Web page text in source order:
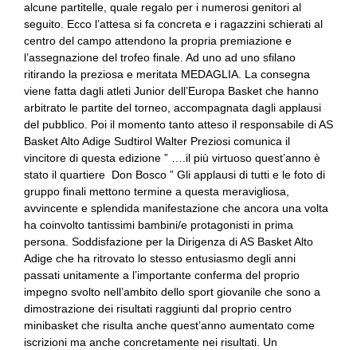
alcune partitelle, quale regalo per i numerosi genitori al
seguito. Ecco l’attesa si fa concreta e i ragazzini schierati al
centro del campo attendono la propria premiazione e
l’assegnazione del trofeo finale. Ad uno ad uno sfilano
ritirando la preziosa e meritata MEDAGLIA. La consegna
viene fatta dagli atleti Junior dell’Europa Basket che hanno
arbitrato le partite del torneo, accompagnata dagli applausi
del pubblico. Poi il momento tanto atteso il responsabile di AS
Basket Alto Adige Sudtirol Walter Preziosi comunica il
vincitore di questa edizione ” ….il più virtuoso quest’anno è
stato il quartiere Don Bosco ” Gli applausi di tutti e le foto di
gruppo finali mettono termine a questa meravigliosa,
avvincente e splendida manifestazione che ancora una volta
ha coinvolto tantissimi bambini/e protagonisti in prima
persona. Soddisfazione per la Dirigenza di AS Basket Alto
Adige che ha ritrovato lo stesso entusiasmo degli anni
passati unitamente a l’importante conferma del proprio
impegno svolto nell’ambito dello sport giovanile che sono a
dimostrazione dei risultati raggiunti dal proprio centro
minibasket che risulta anche quest’anno aumentato come
iscrizioni ma anche concretamente nei risultati. Un